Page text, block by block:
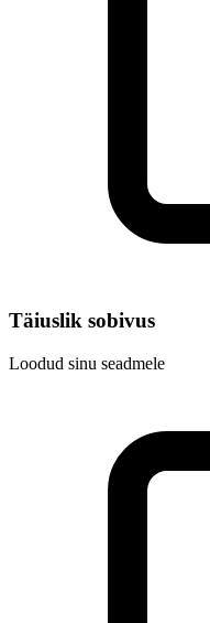
Täiuslik sobivus
Loodud sinu seadmele